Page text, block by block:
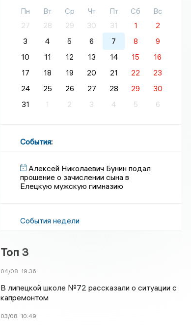
Пн Вт Ср Чт Пт Сб
Вс
27
28 29 30 31 1
2
3
4 5 6 7 8
9
10
11 12 13 14 15
16
17
18 19 20 21 22
23
24
25 26 27 28 29
30
31
1 2 3 4 5 6
События:
Алексей Николаевич Бунин подал
прошение о зачислении сына в
Елецкую мужскую гимназию
События недели
Топ 3
04/08 19:36
В липецкой школе №72 рассказали о ситуации с
капремонтом
03/08 10:49